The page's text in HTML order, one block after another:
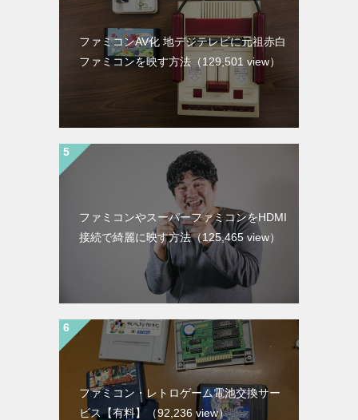
ファミコンAV化 地デジテレビに元祖赤白
ファミコンを映す方法 （129,501 view）
ファミコンやスーパーファミコンをHDMI
接続で綺麗に映す方法（125,465 view）
ファミコン・レトロゲーム電池交換サー
ビス【有料】
（92,236 view）